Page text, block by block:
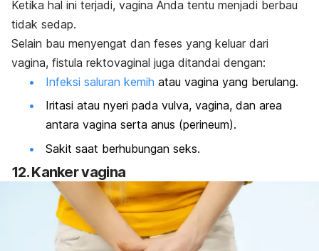
Ketika hal ini terjadi, vagina Anda tentu menjadi berbau
tidak sedap.
Selain bau menyengat dan feses yang keluar dari
vagina, fistula rektovaginal juga ditandai dengan:
Infeksi saluran kemih atau vagina yang berulang.
Iritasi atau nyeri pada vulva, vagina, dan area
antara vagina serta anus (perineum).
Sakit saat berhubungan seks.
12. Kanker vagina